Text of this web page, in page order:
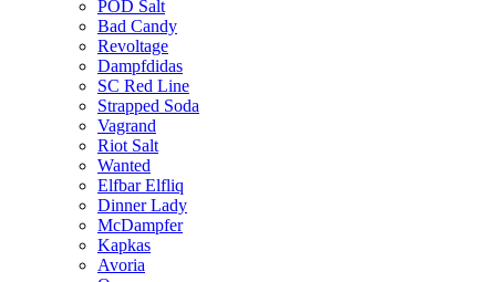
POD Salt
Bad Candy
Revoltage
Dampfdidas
SC Red Line
Strapped Soda
Vagrand
Riot Salt
Wanted
Elfbar Elfliq
Dinner Lady
McDampfer
Kapkas
Avoria